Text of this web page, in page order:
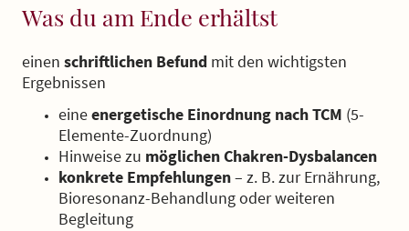
Was du am Ende erhältst
einen schriftlichen Befund mit den wichtigsten
Ergebnissen
eineenergetische Einordnung nach TCM (5-
Elemente-Zuordnung)
Hinweise zu möglichen Chakren-Dysbalancen
konkrete Empfehlungen– z. B. zur Ernährung,
Bioresonanz-Behandlung oder weiteren
Begleitung